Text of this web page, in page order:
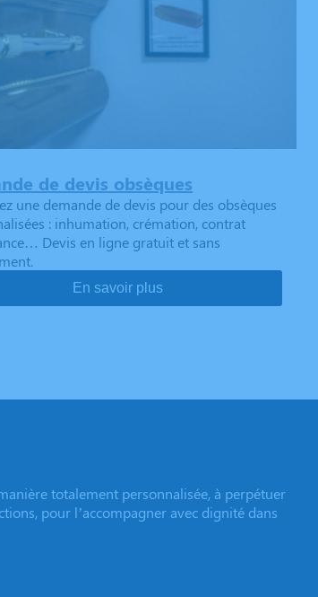
de devis obsèques
une demande de devis pour des obsèques
: inhumation, crémation, contrat
Devis en ligne gratuit et sans
En savoir plus
totalement personnalisée, à perpétuer
pour l’accompagner avec dignité dans